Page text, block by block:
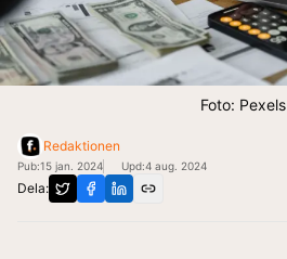
Foto: Pexels
Redaktionen
Pub:15 jan. 2024 Upd:4 aug. 2024
Dela: